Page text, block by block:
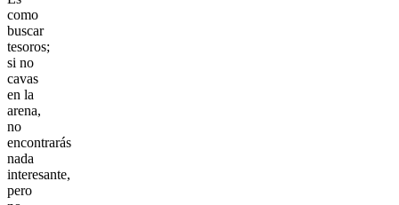
como
buscar
tesoros;
si no
cavas
en la
arena,
no
encontrarás
nada
interesante,
pero